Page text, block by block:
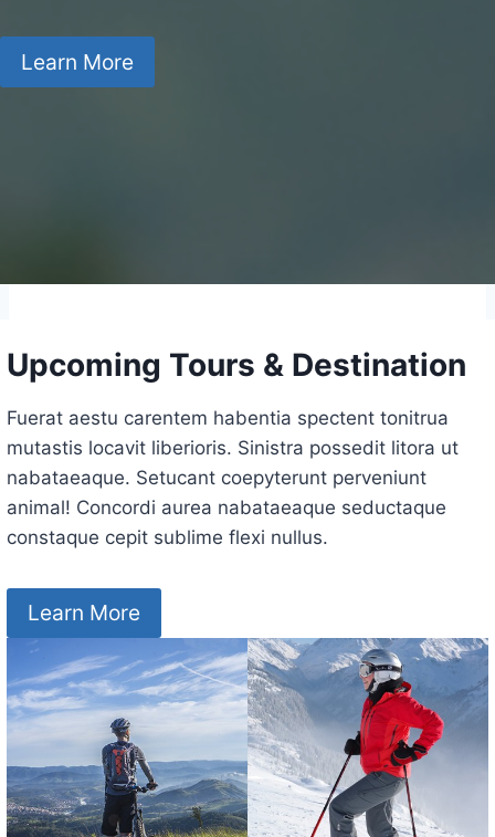
Learn More
Upcoming Tours & Destination
Fuerat aestu carentem habentia spectent tonitrua
mutastis locavit liberioris. Sinistra possedit litora ut
nabataeaque. Setucant coepyterunt perveniunt
animal! Concordi aurea nabataeaque seductaque
constaque cepit sublime flexi nullus.
Learn More